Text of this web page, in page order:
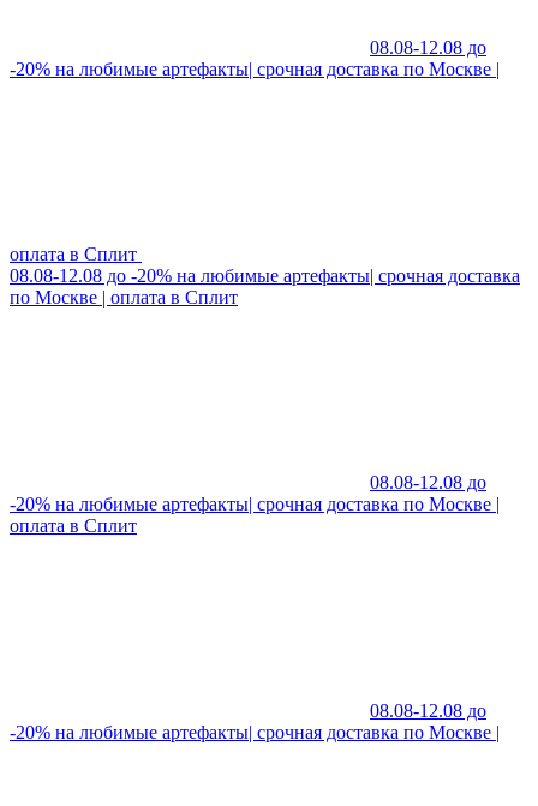
08.08-12.08 до
-20% на любимые артефакты| срочная доставка по Москве |
оплата в Сплит
08.08-12.08 до -20% на любимые артефакты| срочная доставка
по Москве | оплата в Сплит
08.08-12.08 до
-20% на любимые артефакты| срочная доставка по Москве |
оплата в Сплит
08.08-12.08 до
-20% на любимые артефакты| срочная доставка по Москве |